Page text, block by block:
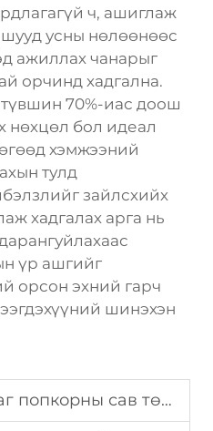
ч, ашиглаж
шууд усны нөлөөнөөс
ажиллах чанарыг
орчинд хадгална.
70%-иас доош
нөхцөл бол идеал
хэмжээний
тулд
зайлсхийх
хадгалах арга нь
үр ашгийг
орсон эхний гарч
шинэхэн
төхөөрөмжүүдийг ашиглах эсэх вэ?